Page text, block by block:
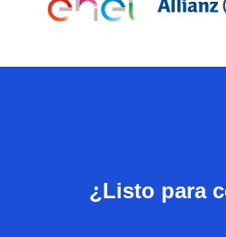
¿Listo para